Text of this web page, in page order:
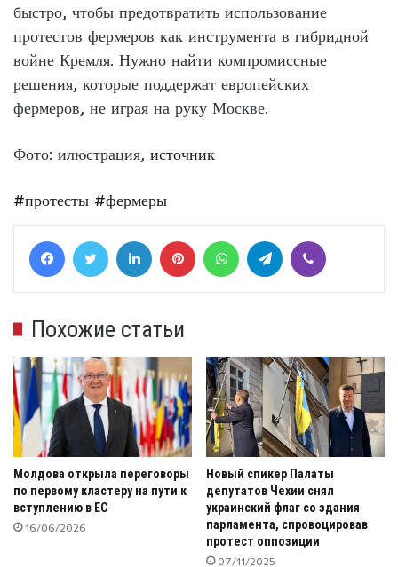
быстро, чтобы предотвратить использование
протестов фермеров как инструмента в гибридной
войне Кремля. Нужно найти компромиссные
решения, которые поддержат европейских
фермеров, не играя на руку Москве.
Фото: илюстрация, источник
#протесты #фермеры
FacebookTwitter LinkedIn Pinterest WhatsAppTelegram
Похожие статьи
Молдова открыла переговоры
по первому кластеру на пути к
вступлению в ЕС
16/06/2026
Новый спикер Палаты
депутатов Чехии снял
украинский флаг со здания
парламента, спровоцировав
протест оппозиции
07/11/2025